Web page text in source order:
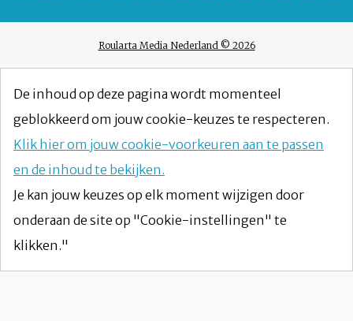
Roularta Media Nederland © 2026
De inhoud op deze pagina wordt momenteel
geblokkeerd om jouw cookie-keuzes te respecteren.
Klik hier om jouw cookie-voorkeuren aan te passen
en de inhoud te bekijken.
Je kan jouw keuzes op elk moment wijzigen door
onderaan de site op "Cookie-instellingen" te
klikken."